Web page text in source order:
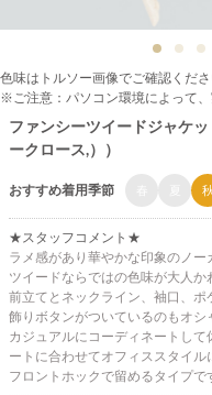
色味はトルソー画像でご確認くださ
※ご注意：パソコン環境によって、
ファンシーツイードジャケ
ークロース,））
おすすめ着用季節 秋
★スタッフコメント★
ラメ感があり華やかな印象のノー
ツイードならではの色味が大人か
前立てとネックライン、袖口、ポ
飾りボタンがついているのもオシ
カジュアルにコーディネートし
ートに合わせてオフィススタイル
フロントホックで留めるタイプで